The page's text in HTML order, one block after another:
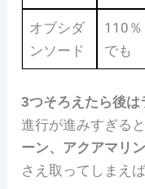
オブシダ
ンソード
110
でも
3つそろえたら後は
進行が進みすぎる
ーン、アクアマリ
さえ取ってしまえ